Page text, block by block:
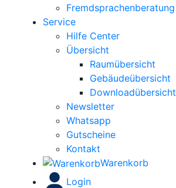
Fremdsprachenberatung
Service
Hilfe Center
Übersicht
Raumübersicht
Gebäudeübersicht
Downloadübersicht
Newsletter
Whatsapp
Gutscheine
Kontakt
Warenkorb
Login